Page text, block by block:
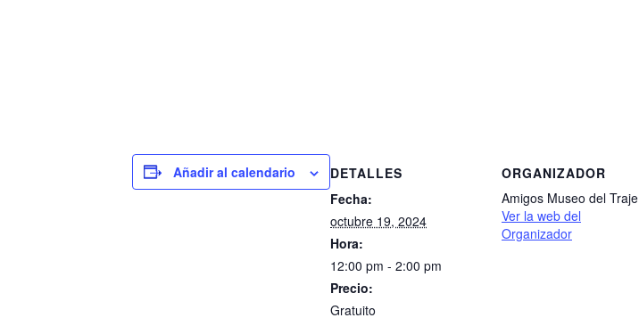
Añadir al calendario
DETALLES
Fecha:
octubre 19, 2024
Hora:
12:00 pm - 2:00 pm
Precio:
Gratuito
ORGANIZADOR
Amigos Museo del Traje
Ver la web del
Organizador